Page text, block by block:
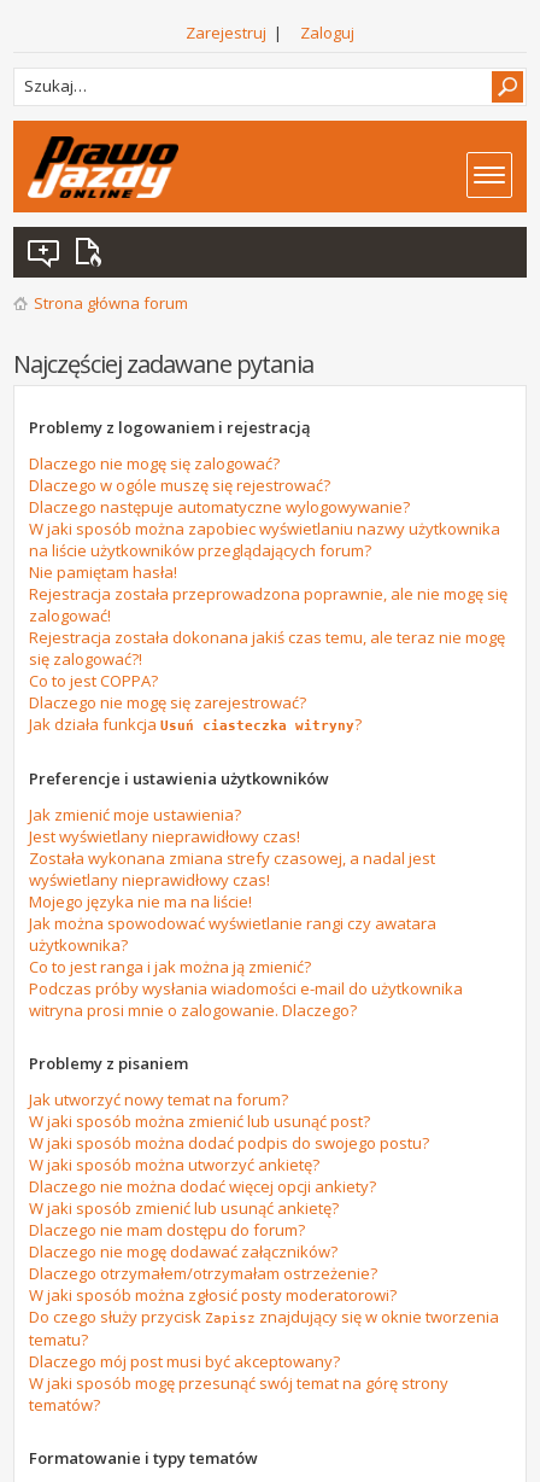
Zarejestruj | Zaloguj
Strona główna forum
Najczęściej zadawane pytania
Problemy z logowaniem i rejestracją
Dlaczego nie mogę się zalogować?
Dlaczego w ogóle muszę się rejestrować?
Dlaczego następuje automatyczne wylogowywanie?
W jaki sposób można zapobiec wyświetlaniu nazwy użytkownika
na liście użytkowników przeglądających forum?
Nie pamiętam hasła!
Rejestracja została przeprowadzona poprawnie, ale nie mogę się
zalogować!
Rejestracja została dokonana jakiś czas temu, ale teraz nie mogę
się zalogować?!
Co to jest COPPA?
Dlaczego nie mogę się zarejestrować?
Jak działa funkcjaUsuń ciasteczka witryny?
Preferencje i ustawienia użytkowników
Jak zmienić moje ustawienia?
Jest wyświetlany nieprawidłowy czas!
Została wykonana zmiana strefy czasowej, a nadal jest
wyświetlany nieprawidłowy czas!
Mojego języka nie ma na liście!
Jak można spowodować wyświetlanie rangi czy awatara
użytkownika?
Co to jest ranga i jak można ją zmienić?
Podczas próby wysłania wiadomości e-mail do użytkownika
witryna prosi mnie o zalogowanie. Dlaczego?
Problemy z pisaniem
Jak utworzyć nowy temat na forum?
W jaki sposób można zmienić lub usunąć post?
W jaki sposób można dodać podpis do swojego postu?
W jaki sposób można utworzyć ankietę?
Dlaczego nie można dodać więcej opcji ankiety?
W jaki sposób zmienić lub usunąć ankietę?
Dlaczego nie mam dostępu do forum?
Dlaczego nie mogę dodawać załączników?
Dlaczego otrzymałem/otrzymałam ostrzeżenie?
W jaki sposób można zgłosić posty moderatorowi?
Do czego służy przyciskZapisz znajdujący się w oknie tworzenia
tematu?
Dlaczego mój post musi być akceptowany?
W jaki sposób mogę przesunąć swój temat na górę strony
tematów?
Formatowanie i typy tematów